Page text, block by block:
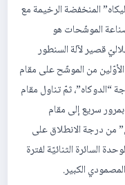
المنخفضة الرخيمة مع
الموشّحات هو
قصير لآلة السنطور
من الموشّح على مقام
“الدوكاه”، ثمّ تناول مقام
سريع إلى مقام
من درجة الانطلاق على
السائرة الثنائيّة لفترة
الكبير.